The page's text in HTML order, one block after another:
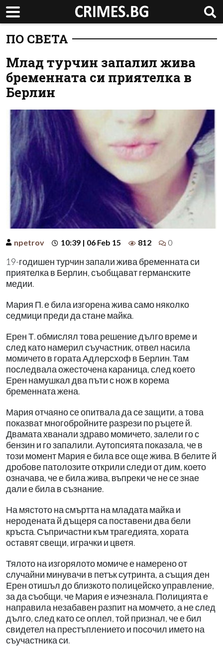
ПО СВЕТА
Млад турчин запалил жива
бременната си приятелка в
Берлин
npetrov 10:39 | 06 Feb 15 812 0
19-годишен турчин запали жива бременната си
приятелка в Берлин, съобщават германските
медии.
Мария П. е била изгорена жива само няколко
седмици преди да стане майка.
Ерен Т. обмислял това решение дълго време и
след като намерил съучастник, отвел насила
момичето в гората Адлерсхоф в Берлин. Там
последвала ожесточена караница, след което
Ерен намушкал два пъти с нож в корема
бременната жена.
Мария отчаяно се опитвала да се защити, а това
показват многобройните разрези по ръцете й.
Двамата хванали здраво момичето, залели го с
бензин и го запалили. Аутопсията показала, че в
този момент Мария е била все още жива. В белите й
дробове патолозите открили следи от дим, което
означава, че е била жива, въпреки че не се знае
дали е била в съзнание.
На мястото на смъртта на младата майка и
неродената й дъщеря са поставени два бели
кръста. Съпричастни към трагедията, хората
оставят свещи, играчки и цветя.
Тялото на изгорялото момиче е намерено от
случайни минувачи в петък сутринта, а същия ден
Ерен отишъл до близкото полицейско управление,
за да съобщи, че Мария е изчезнала. Полицията е
направила незабавен разпит на момчето, а не след
дълго, след като се оплел, той признал, че е бил
свидетел на престъплението и посочил името на
съучастника си.